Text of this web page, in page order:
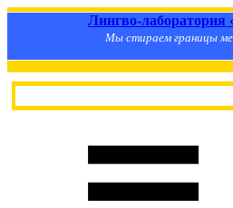
Лингво-лаборатория
Мы стираем границы